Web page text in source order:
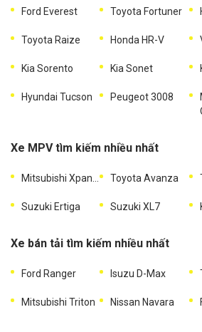
Ford Everest Toyota Fortuner
Toyota Raize Honda HR-V
Kia Sorento Kia Sonet
Hyundai Tucson Peugeot 3008
Xe MPV tìm kiếm nhiều nhất
Toyota Avanza
Suzuki Ertiga Suzuki XL7
Xe bán tải tìm kiếm nhiều nhất
Ford Ranger Isuzu D-Max
Mitsubishi Triton Nissan Navara